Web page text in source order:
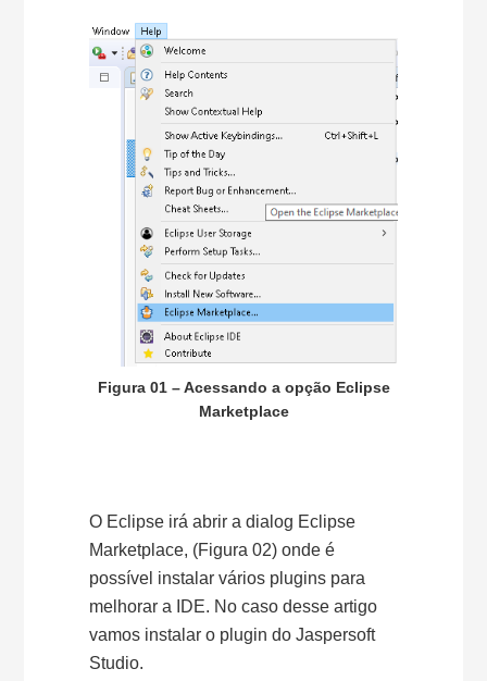
Figura 01 – Acessando a opção Eclipse
Marketplace
O Eclipse irá abrir a dialog Eclipse
Marketplace, (Figura 02) onde é
possível instalar vários plugins para
melhorar a IDE. No caso desse artigo
vamos instalar o plugin do Jaspersoft
Studio.